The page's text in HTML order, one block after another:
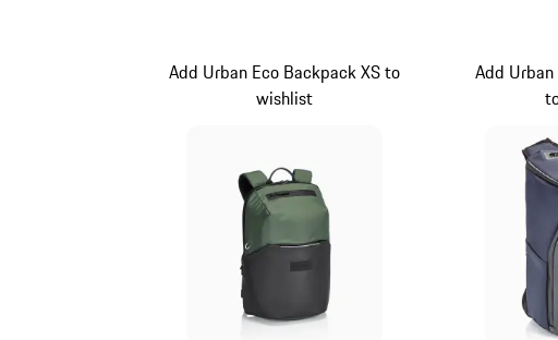
Add Urban Eco Backpack XS to
wishlist
Add